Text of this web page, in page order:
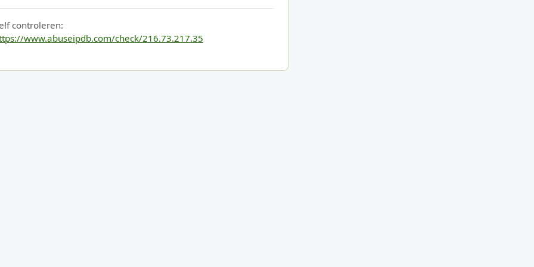
controleren:
www.abuseipdb.com/check/216.73.217.35